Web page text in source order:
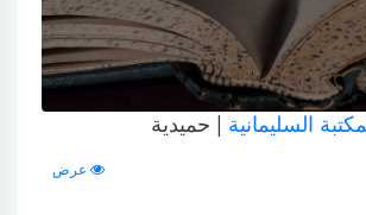
السليمانية | حميدية
عرض